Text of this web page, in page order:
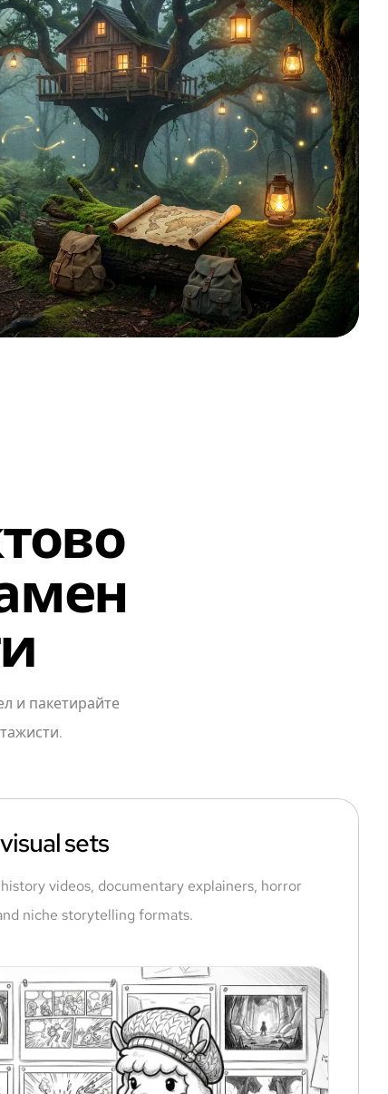
и пакетирайте
sets
videos, documentary explainers, horror
niche storytelling formats.